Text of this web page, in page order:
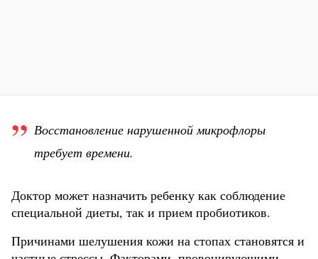
Восстановление нарушенной микрофлоры
требует времени.
Доктор может назначить ребенку как соблюдение
специальной диеты, так и прием пробиотиков.
Причинами шелушения кожи на стопах становятся и